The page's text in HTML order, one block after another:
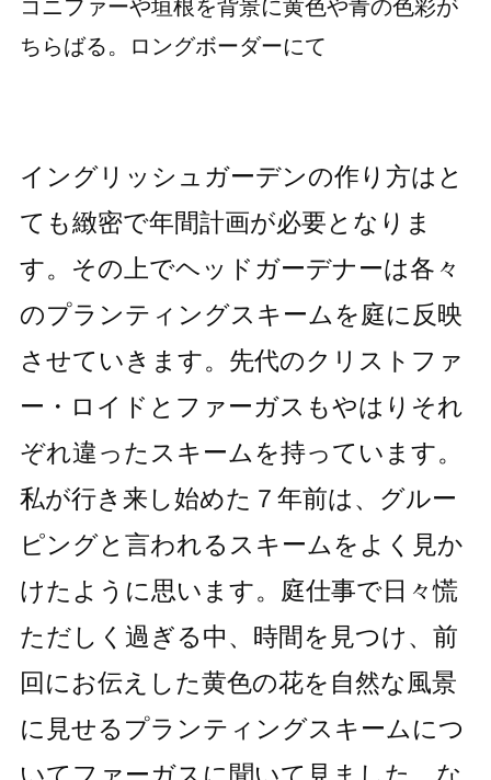
コニファーや垣根を背景に黄色や青の色彩が
ちらばる。ロングボーダーにて
イングリッシュガーデンの作り方はと
ても緻密で年間計画が必要となりま
す。その上でヘッドガーデナーは各々
のプランティングスキームを庭に反映
させていきます。先代のクリストファ
ー・ロイドとファーガスもやはりそれ
ぞれ違ったスキームを持っています。
私が行き来し始めた７年前は、グルー
ピングと言われるスキームをよく見か
けたように思います。庭仕事で日々慌
ただしく過ぎる中、時間を見つけ、前
回にお伝えした黄色の花を自然な風景
に見せるプランティングスキームにつ
いてファーガスに聞いて見ました。な